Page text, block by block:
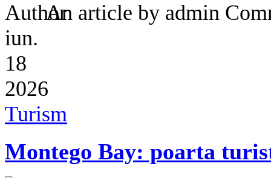
An article by admin
iun.
18
2026
Turism
Montego Bay: poarta